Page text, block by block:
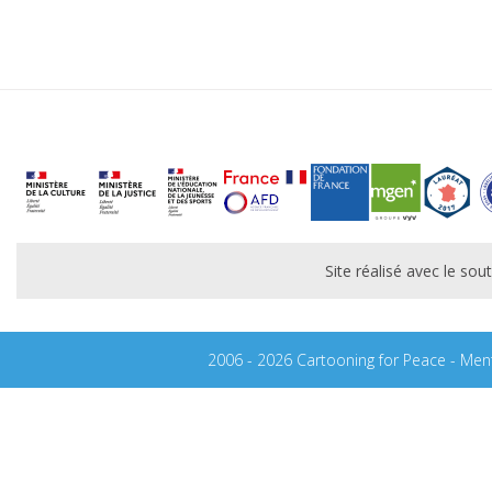
Site réalisé avec le
2006 - 2026 Cartooning for Peace -